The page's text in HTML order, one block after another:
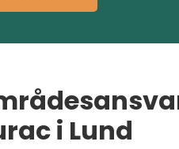
i Lund